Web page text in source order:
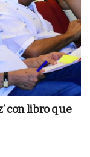
con libro que